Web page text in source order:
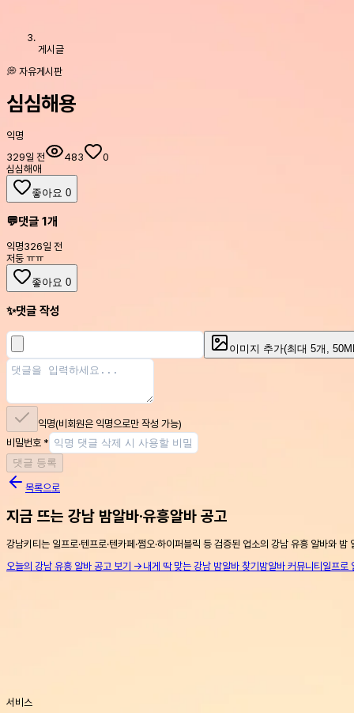
게시글
💭 자유게시판
심심해용
익명
329일 전
483
0
심심해애
좋아요 0
💬댓글 1개
익명326일 전
저둥 ㅠㅠ
좋아요 0
✨댓글 작성
이미지 추가(최대 5개,
익명(비회원은 익명으로만 작성 가능)
비밀번호 *
댓글 등록
목록으로
지금 뜨는 강남 밤알바·유흥알바 공고
강남키티는 일프로·텐프로·텐카페·쩜오·하이퍼블릭 등 검증된 업소의 강남 유흥 알바와
오늘의 강남 유흥 알바 공고 보기 → 내게 딱 맞는 강남 밤알바 찾기 밤알바 커뮤니티 일프로
서비스